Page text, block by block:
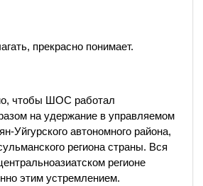
прекрасно понимает.
чтобы ШОС работал
на удержание в управляемом
Уйгурского автономного района,
региона страны. Вся
регионе
этим устремлением.